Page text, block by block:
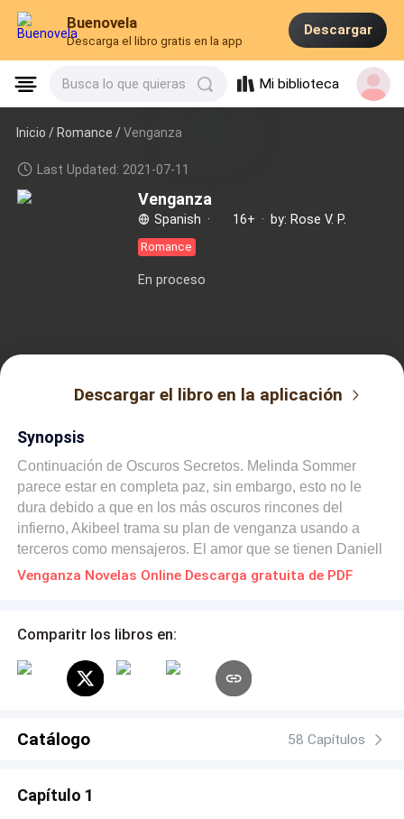
Buenovela
Descarga el libro gratis en la app
Descargar
Busca lo que quieras Mi biblioteca
Inicio /Romance /Venganza
Last Updated: 2021-07-11
Venganza
Spanish · 16+ · by: Rose V. P.
Romance
En proceso
Descargar el libro en la aplicación
Synopsis
Continuación de Oscuros Secretos. Melinda Sommer
parece estar en completa paz, sin embargo, esto no le
dura debido a que en los más oscuros rincones del
infierno, Akibeel trama su plan de venganza usando a
terceros como mensajeros. El amor que se tienen Daniell
y ella es más fuerte que todo, pero al mismo tiempo más
Venganza Novelas Online Descarga gratuita de PDF
Comparitr los libros en:
Catálogo 58 Capítulos
Capítulo 1